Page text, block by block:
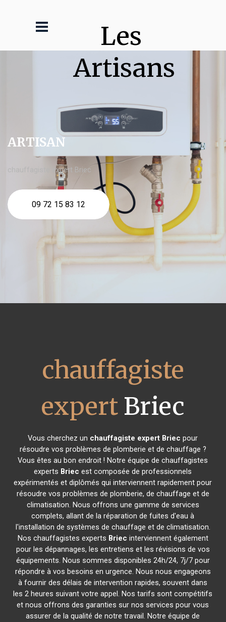
Les
Artisans
ARTISAN
chauffagiste expert Briec
09 72 15 83 12
chauffagiste
expertBriec
Vous cherchez un chauffagiste expert Briec pour
résoudre vos problèmes de plomberie et de chauffage ?
Vous êtes au bon endroit ! Notre équipe de chauffagistes
experts Briec est composée de professionnels
expérimentés et diplômés qui interviennent rapidement pour
résoudre vos problèmes de plomberie, de chauffage et de
climatisation. Nous offrons une gamme de services
complets, allant de la réparation de fuites d'eau à
l'installation de systèmes de chauffage et de climatisation.
Nos chauffagistes experts Briec interviennent également
pour les dépannages, les entretiens et les révisions de vos
équipements. Nous sommes disponibles 24h/24, 7j/7 pour
répondre à vos besoins en urgence. Nous nous engageons
à fournir des délais de intervention rapides, souvent dans
les 2 heures suivant votre appel. Nos tarifs sont compétitifs
et nous offrons des garanties sur nos services pour vous
assurer de la qualité de notre travail. Notre équipe de